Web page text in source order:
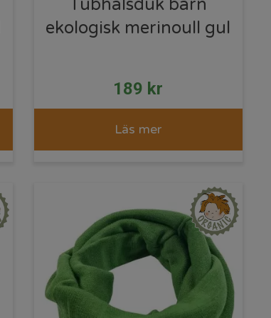
Tubhalsduk barn
ekologisk merinoull gul
189 kr
Läs mer